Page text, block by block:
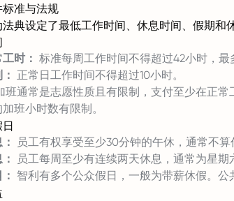
准与法规
典设定了最低工作时间、休息时间、假期和
时： 标准每周工作时间不得超过42小时，最
正常日工作时间不得超过10小时。
班通常是志愿性质且有限制，支付至少在正常
班小时数有限制。
员工有权享受至少30分钟的午休，通常不算
员工每周至少有连续两天休息，通常为星期
智利有多个公众假日，一般为带薪休假。公